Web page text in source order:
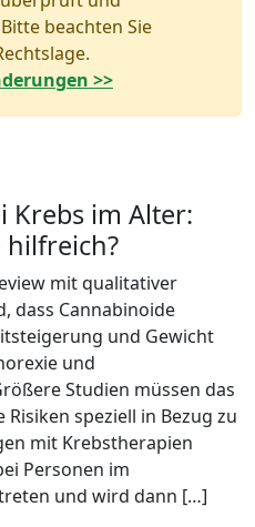
beachten Sie
>>
Krebs im Alter:
hilfreich?
mit qualitativer
dass Cannabinoide
und Gewicht
und
Studien müssen das
speziell in Bezug zu
mit Krebstherapien
Personen im
und wird dann […]